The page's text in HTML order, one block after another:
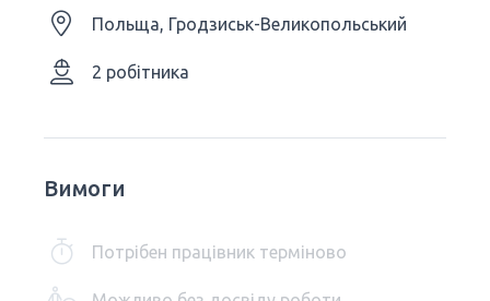
Польща, Гродзиськ-Великопольський
2 робітника
Вимоги
Потрібен працівник терміново